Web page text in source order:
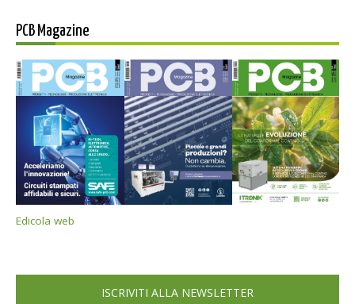
PCB Magazine
Edicola web
ISCRIVITI ALLA NEWSLETTER